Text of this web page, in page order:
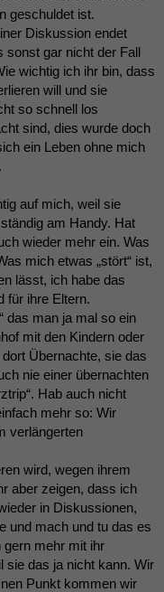
geschuldet ist.
Diskussion endet
sonst gar nicht der Fall
wichtig ich ihr bin, dass
will und sie
so schnell los
sind, dies wurde doch
ein Leben ohne mich
auf mich, weil sie
am Handy. Hat
wieder mehr ein. Was
mich etwas „stört“ ist,
lässt, ich habe das
für ihre Eltern.
das man ja mal so ein
mit den Kindern oder
Übernachte, sie das
nie einer übernachten
Hab auch nicht
mehr so: Wir
verlängerten
wird, wegen ihrem
aber zeigen, dass ich
in Diskussionen,
und mach und tu das es
gern mehr mit ihr
sie das ja nicht kann. Wir
Punkt kommen wir